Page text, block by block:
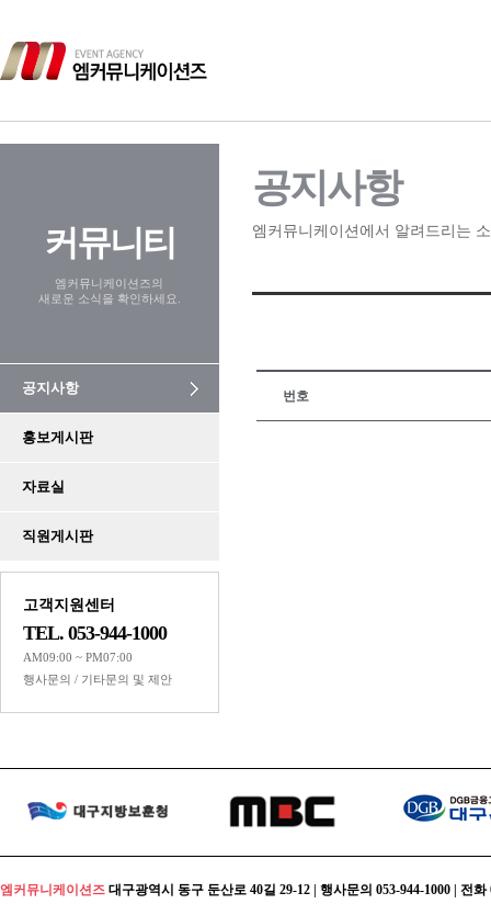
커뮤니티
엠커뮤니케이션즈의
새로운 소식을 확인하세요.
공지사항
홍보게시판
자료실
직원게시판
고객지원센터
TEL. 053-944-1000
AM09:00 ~ PM07:00
행사문의 / 기타문의 및 제안
공지사항
엠커뮤니케이션에서 알려드리는
번호
엠커뮤니케이션즈 대구광역시 동구 둔산로 40길 29-12 | 행사문의 053-944-1000 | 전화